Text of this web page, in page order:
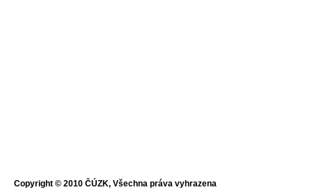
Copyright © 2010 ČÚZK, Všechna práva vyhrazena